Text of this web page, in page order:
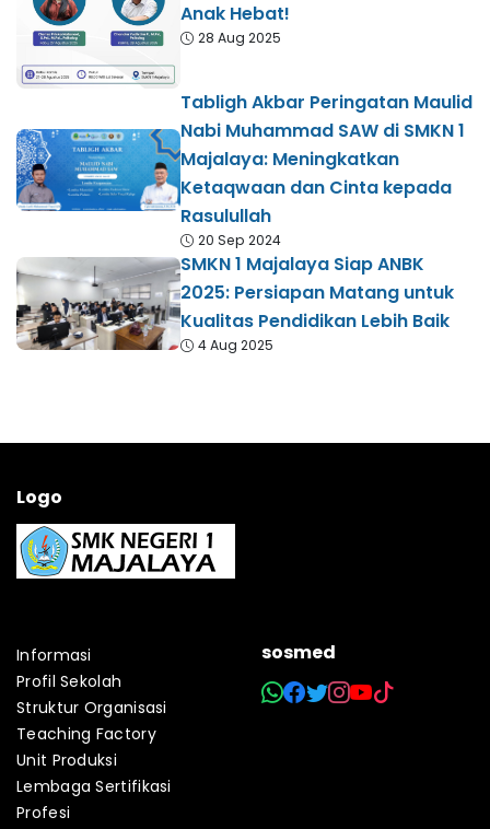
Anak Hebat!
28 Aug 2025
Tabligh Akbar Peringatan Maulid
Nabi Muhammad SAW di SMKN 1
Majalaya: Meningkatkan
Ketaqwaan dan Cinta kepada
Rasulullah
20 Sep 2024
SMKN 1 Majalaya Siap ANBK
2025: Persiapan Matang untuk
Kualitas Pendidikan Lebih Baik
4 Aug 2025
Logo
Informasi
Profil Sekolah
Struktur Organisasi
Teaching Factory
Unit Produksi
Lembaga Sertifikasi
Profesi
sosmed